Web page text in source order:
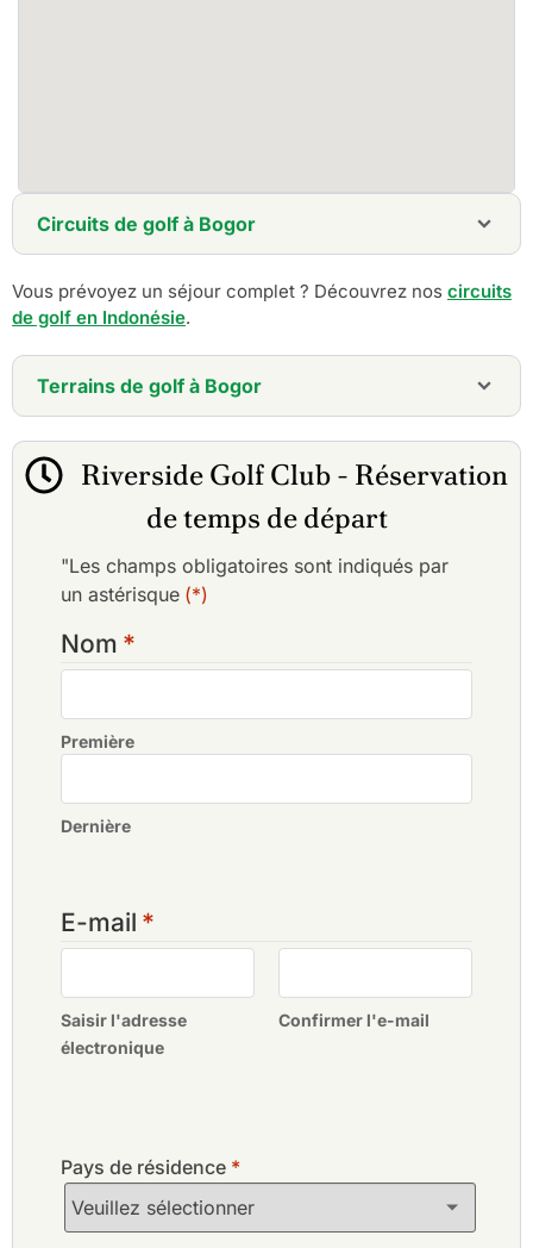
Circuits de golf à Bogor
pittoresques et séjours de luxe
7 jours - Java Elite Golf Journey - 7 jours à travers les
Vous prévoyez un séjour complet ? Découvrez nos circuits
de golf en Indonésie.
Terrains de golf à Bogor
Klub Golf Bogor Raya
Club de golf Rainbow Hills
Rancamaya Golf & Country Club
Club de golf de Sentul Highlands
Riverside Golf Club - Réservation
de temps de départ
"Les champs obligatoires sont indiqués par
un astérisque (*)
Nom *
Première
Dernière
E-mail *
Saisir l'adresse
électronique
Confirmer l'e-mail
Pays de résidence *